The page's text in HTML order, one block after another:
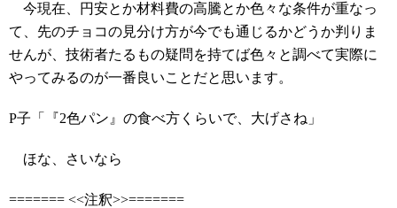
今現在、円安とか材料費の高騰とか色々な条件が重なっ
て、先のチョコの見分け方が今でも通じるかどうか判りま
せんが、技術者たるもの疑問を持てば色々と調べて実際に
やってみるのが一番良いことだと思います。
P子「『2色パン』の食べ方くらいで、大げさね」
ほな、さいなら
======= <<注釈>>=======